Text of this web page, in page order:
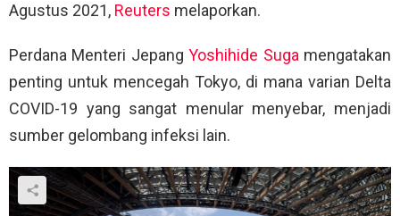
Agustus 2021, Reuters melaporkan.
Perdana Menteri JepangYoshihide Sugamengatakan
penting untuk mencegah Tokyo, di mana varian Delta
COVID-19 yang sangat menular menyebar, menjadi
sumber gelombang infeksi lain.